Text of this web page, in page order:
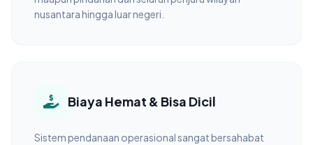
nusantara hingga luar negeri.
Biaya Hemat & Bisa Dicil
Sistem pendanaan operasional sangat bersahabat